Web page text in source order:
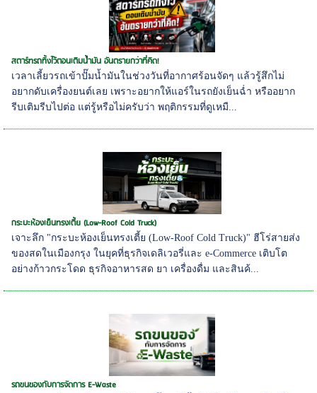
สตาร์ทรถทิ้งไว้ตอนเติมน้ำมัน อันตรายกว่าที่คิด!
เวลาเลี้ยวรถเข้าปั๊มน้ำมันในช่วงวันที่อากาศร้อนจัดๆ แล้วรู้สึกไม่
อยากดับเครื่องยนต์เลย เพราะอยากให้แอร์ในรถยังเย็นฉ่ำ หรืออยาก
รีบเติมรีบไปต่อ แต่รู้หรือไม่ครับว่า พฤติกรรมที่ดูเหมื...
กระบะห้องเย็นทรงเตี้ย (Low-Roof Cold Truck)
เจาะลึก "กระบะห้องเย็นทรงเตี้ย (Low-Roof Cold Truck)" ฮีโร่สายส่ง
ของสดในเมืองกรุง ในยุคที่ธุรกิจเดลิเวอรี่และ e-Commerce เติบโต
อย่างก้าวกระโดด ธุรกิจอาหารสด ยา เครื่องดื่ม และสินค้...
รถขนของกับการจัดการ E-Waste